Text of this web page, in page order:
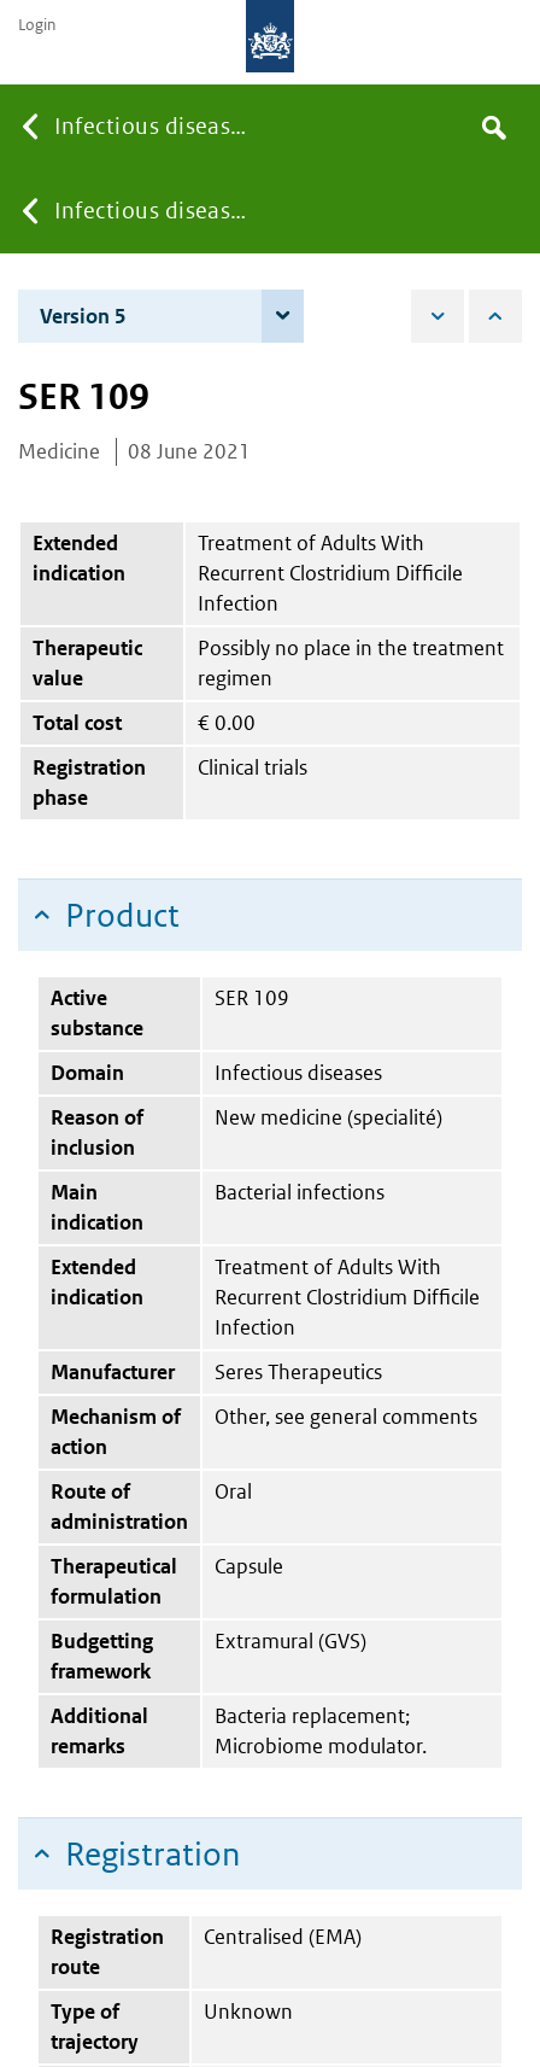
Infectious diseases
You
are
here:
Infectious diseases
the
Search
Login
Version 5
SER 109
Medicine 08 June 2021
Extended
indication
Treatment of Adults With
Recurrent Clostridium Difficile
Infection
Therapeutic
value
Possibly no place in the treatment
regimen
Total cost
€ 0.00
Registration
phase
Clinical trials
Product
Active
substance
SER 109
Domain
Infectious diseases
Reason of
inclusion
New medicine (specialité)
Main
indication
Bacterial infections
Extended
indication
Treatment of Adults With
Recurrent Clostridium Difficile
Infection
Manufacturer
Seres Therapeutics
Mechanism of
action
Other, see general comments
Route of
administration
Oral
Therapeutical
formulation
Capsule
Budgetting
framework
Extramural (GVS)
Additional
remarks
Bacteria replacement;
Microbiome modulator.
Registration
Registration
route
Centralised (EMA)
Type of
trajectory
Unknown